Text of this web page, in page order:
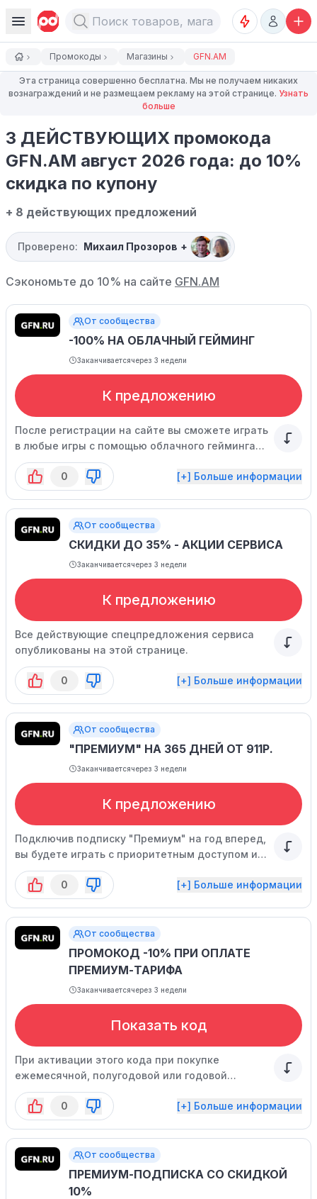
Промокоды Магазины GFN.AM
Эта страница совершенно бесплатна. Мы не получаем никаких
вознаграждений и не размещаем рекламу на этой странице. Узнать
больше
3 ДЕЙСТВУЮЩИХ промокода
GFN.AM август 2026 года: до 10%
скидка по купону
+ 8 действующих предложений
Проверено: Михаил Прозоров +
Сэкономьте до 10% на сайте GFN.AM
От сообщества
-100% НА ОБЛАЧНЫЙ ГЕЙМИНГ
Заканчиваетсячерез 3 недели
К предложению
После регистрации на сайте вы сможете играть
в любые игры с помощью облачного гейминга
совершенно бесплатно!
0
[+] Больше информации
От сообщества
СКИДКИ ДО 35% - АКЦИИ СЕРВИСА
Заканчиваетсячерез 3 недели
К предложению
Все действующие спецпредложения сервиса
опубликованы на этой странице.
0 [+] Больше информации
От сообщества
"ПРЕМИУМ" НА 365 ДНЕЙ ОТ 911Р.
Заканчиваетсячерез 3 недели
К предложению
Подключив подписку "Премиум" на год вперед,
вы будете играть с приоритетным доступом и
удлиненными сессиями.
0
[+] Больше информации
От сообщества
ПРОМОКОД -10% ПРИ ОПЛАТЕ
ПРЕМИУМ-ТАРИФА
Заканчиваетсячерез 3 недели
Показать код
При активации этого кода при покупке
ежемесячной, полугодовой или годовой
подписки вы сможете сэкономить значительно.
Предложение доступно для всех новых
клиентов в течение ограниченного времени.
0 [+] Больше информации
От сообщества
ПРЕМИУМ-ПОДПИСКА СО СКИДКОЙ
10%